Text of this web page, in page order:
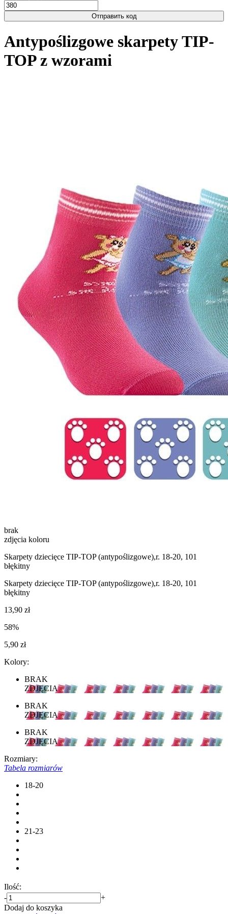
Отправить код
Antypoślizgowe skarpety TIP-
TOP z wzorami
brak
zdjęcia koloru
Skarpety dziecięce TIP-TOP (antypoślizgowe),r. 18-20, 101
błękitny
Skarpety dziecięce TIP-TOP (antypoślizgowe),r. 18-20, 101
błękitny
13,90 zł
58%
5,90 zł
Kolory:
BRAK
ZDJĘCIA
BRAK
ZDJĘCIA
BRAK
ZDJĘCIA
Rozmiary:
Tabela rozmiarów
18-20
21-23
Ilość:
-
+
Dodaj do koszyka